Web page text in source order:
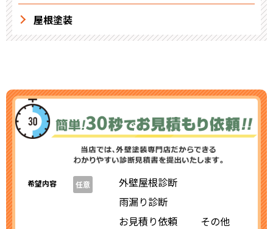
屋根塗装
希望内容 任意
外壁屋根診断
雨漏り診断
お見積り依頼
その他